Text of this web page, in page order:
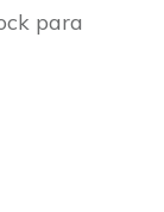
para